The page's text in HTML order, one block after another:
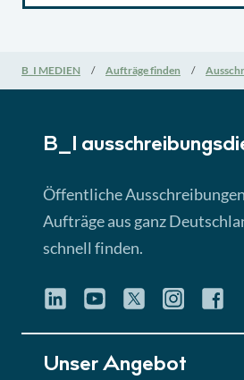
B_I MEDIEN Aufträge finden
B_I
Öffentliche
Aufträge aus ganz
schnell finden.
Unser Angebot